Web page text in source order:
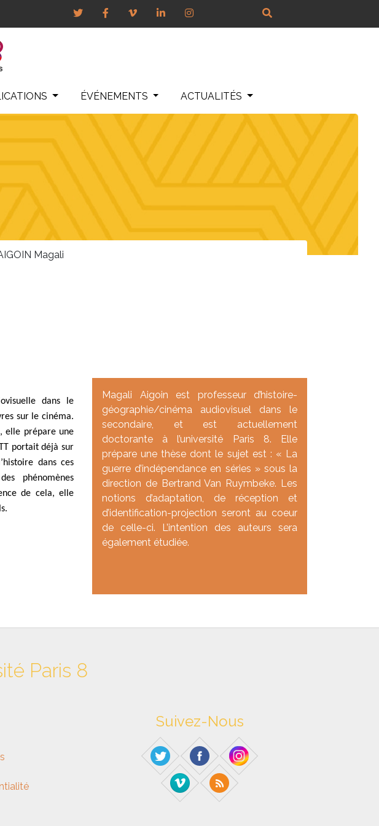
ÉVÉNEMENTS ACTUALITÉS
Magali
dans le
sur le cinéma.
elle prépare une
portait déjà sur
dans ces
phénomènes
de cela, elle
Magali Aigoin est professeur d’histoire-
géographie/cinéma audiovisuel dans le
secondaire, et est actuellement
doctorante à l’université Paris 8. Elle
prépare une thèse dont le sujet est : « La
guerre d’indépendance en séries » sous la
direction de Bertrand Van Ruymbeke. Les
notions d’adaptation, de réception et
d’identification-projection seront au coeur
de celle-ci. L’intention des auteurs sera
également étudiée.
Paris 8
Suivez-Nous